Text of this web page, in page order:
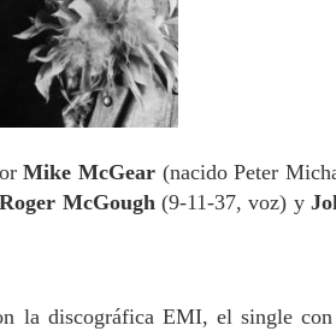
Mike McGear (nacido Peter
Roger McGough (9-11-37, voz) y
la discográfica EMI, el single